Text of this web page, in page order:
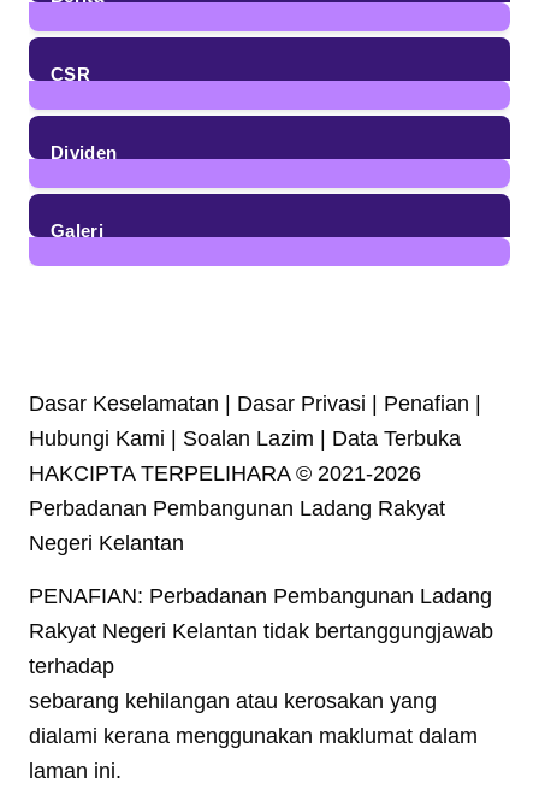
85Posts
CSR
4Posts
Dividen
23Posts
Galeri
Dasar Keselamatan | Dasar Privasi | Penafian |
Hubungi Kami | Soalan Lazim | Data Terbuka
HAKCIPTA TERPELIHARA © 2021-2026
Perbadanan Pembangunan Ladang Rakyat
Negeri Kelantan
PENAFIAN: Perbadanan Pembangunan Ladang
Rakyat Negeri Kelantan tidak bertanggungjawab
terhadap
sebarang kehilangan atau kerosakan yang
dialami kerana menggunakan maklumat dalam
laman ini.